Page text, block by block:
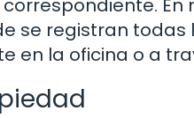
En
se registran todas
en la oficina o a